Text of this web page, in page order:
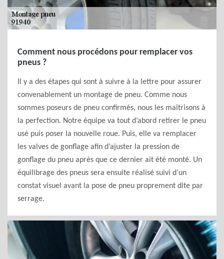
Comment nous procédons pour remplacer vos
pneus ?
Il y a des étapes qui sont à suivre à la lettre pour assurer
convenablement un montage de pneu. Comme nous
sommes poseurs de pneu confirmés, nous les maîtrisons à
la perfection. Notre équipe va tout d’abord retirer le pneu
usé puis poser la nouvelle roue. Puis, elle va remplacer
les valves de gonflage afin d’ajuster la pression de
gonflage du pneu après que ce dernier ait été monté. Un
équilibrage des pneus sera ensuite réalisé suivi d’un
constat visuel avant la pose de pneu proprement dite par
serrage.